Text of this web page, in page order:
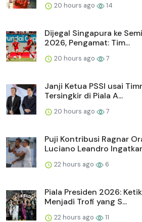
20 hours ago 14
Dijegal Singapura ke
2026, Pengamat: Tim...
20 hours ago 7
Janji Ketua PSSI usai
Tersingkir di Piala A...
20 hours ago 7
Puji Kontribusi Ragnar
Luciano Leandro
22 hours ago 6
Piala Presiden 2026:
Menjadi Trofi yang S...
22 hours ago 11